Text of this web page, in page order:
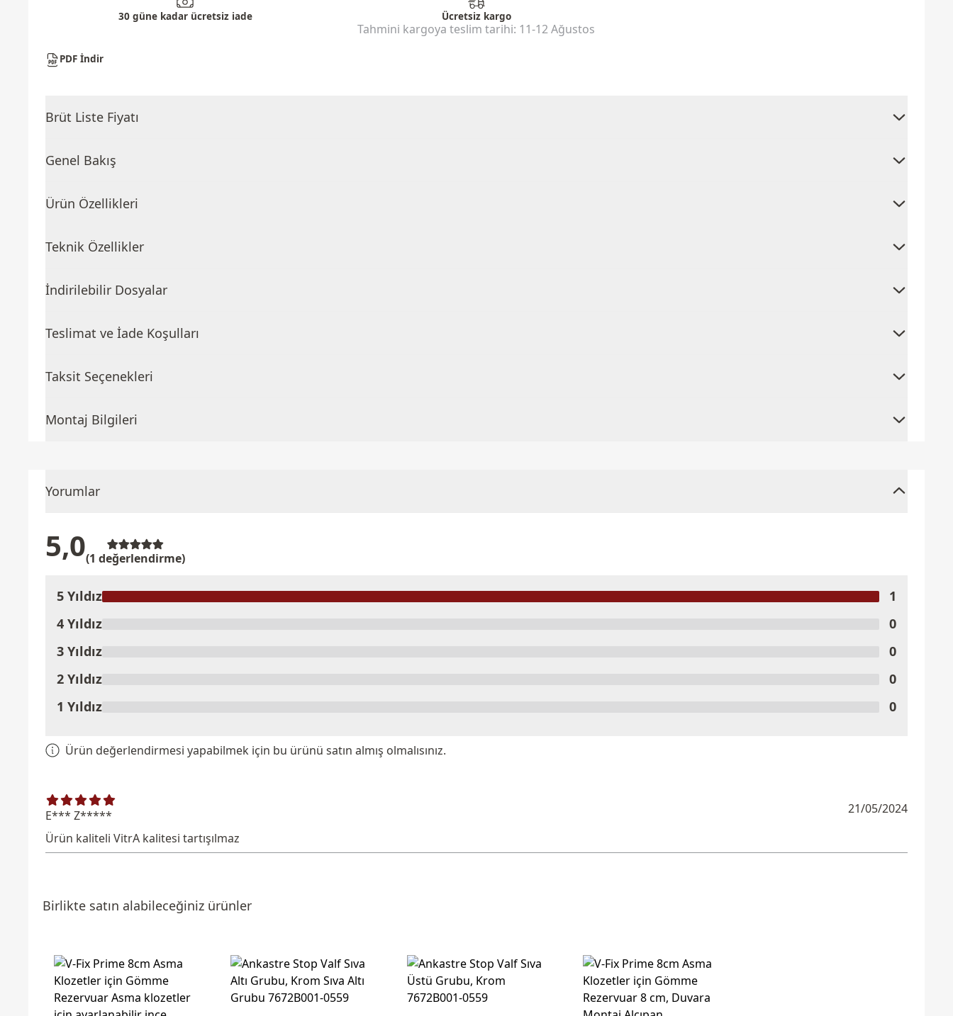
30 güne kadar ücretsiz iade Ücretsiz kargo
Tahmini kargoya teslim tarihi: 11-12 Ağustos
PDF İndir
Brüt Liste Fiyatı
Genel Bakış
Ürün Özellikleri
Teknik Özellikler
İndirilebilir Dosyalar
Teslimat ve İade Koşulları
Taksit Seçenekleri
Montaj Bilgileri
Yorumlar
5,0(1 değerlendirme)
Ürünü Değerlendir
5 Yıldız
1
4 Yıldız
0
3 Yıldız
0
2 Yıldız
0
1 Yıldız
0
Ürün değerlendirmesi yapabilmek için bu ürünü satın almış olmalısınız.
E*** Z*****
21/05/2024
Ürün kaliteli VitrA kalitesi tartışılmaz
Birlikte satın alabileceğiniz ürünler